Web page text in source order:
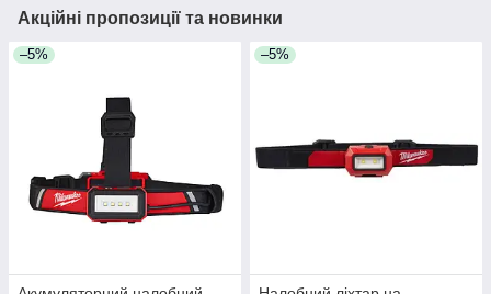
Акційні пропозиції та новинки
–5% –5%